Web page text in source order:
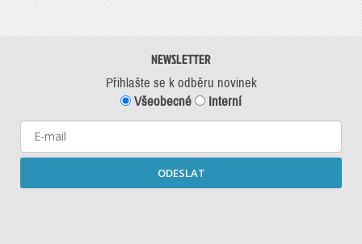
NEWSLETTER
Přihlašte se k odběru novinek
Všeobecné
Interní
ODESLAT